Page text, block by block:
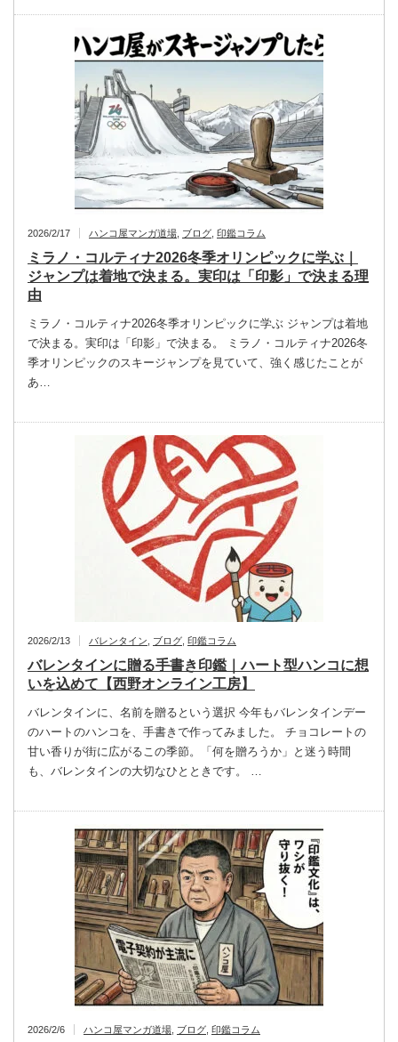
2026/2/17 ハンコ屋マンガ道場 ブログ 印鑑コラム
ミラノ・コルティナ2026冬季オリンピックに学ぶ｜
ジャンプは着地で決まる。実印は「印影」で決まる理
由
ミラノ・コルティナ2026冬季オリンピックに学ぶ ジャンプは着地
で決まる。実印は「印影」で決まる。 ミラノ・コルティナ2026冬
季オリンピックのスキージャンプを見ていて、強く感じたことが
あ…
2026/2/13 バレンタイン ブログ 印鑑コラム
バレンタインに贈る手書き印鑑｜ハート型ハンコに想
いを込めて【西野オンライン工房】
バレンタインに、名前を贈るという選択 今年もバレンタインデー
のハートのハンコを、手書きで作ってみました。 チョコレートの
甘い香りが街に広がるこの季節。「何を贈ろうか」と迷う時間
も、バレンタインの大切なひとときです。 …
2026/2/6 ハンコ屋マンガ道場 ブログ 印鑑コラム